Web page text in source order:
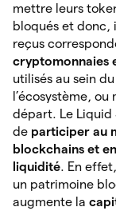
mettre leurs
bloqués et donc,
reçus
cryptomonnaies
utilisés au sein
l’écosystème,
départ. Le Liquid
de participer au
blockchains et
liquidité. En
un patrimoine
augmente la